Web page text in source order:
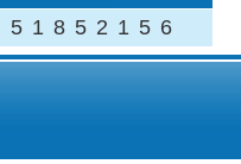
5 1 8 5 2 1 5 6